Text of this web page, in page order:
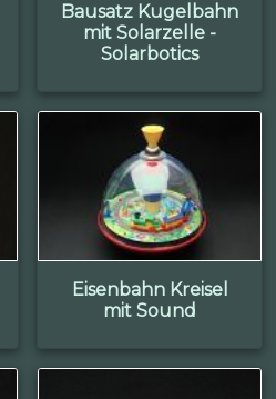
Bausatz Kugelbahn
mit Solarzelle -
Solarbotics
Eisenbahn Kreisel
mit Sound